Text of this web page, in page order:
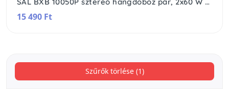
Szűrők törlése (1)
15 490 Ft